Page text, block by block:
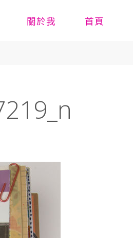
關於我 首頁